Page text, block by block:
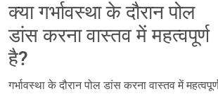
क्या गर्भावस्था के दौरान पोल
डांस करना वास्तव में महत्वपूर्ण
है?
गर्भावस्था के दौरान पोल डांस करना वास्तव में